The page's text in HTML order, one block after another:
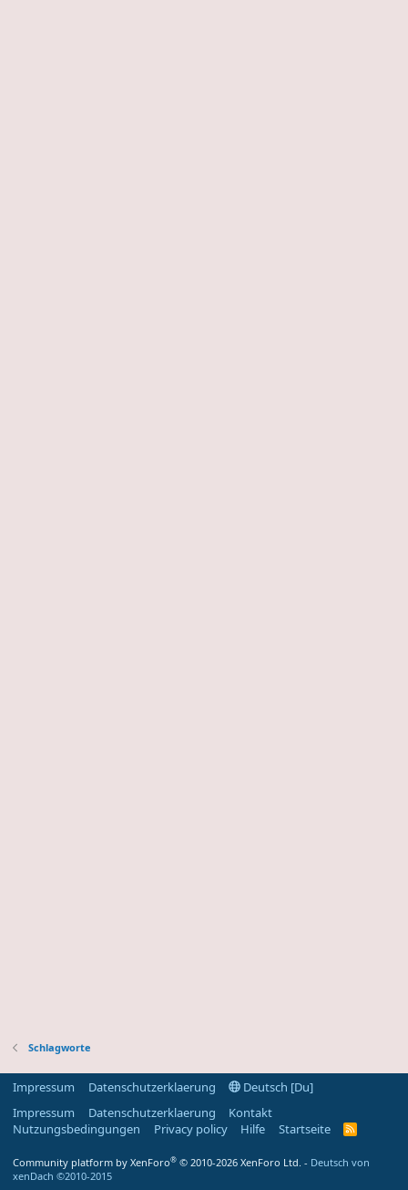
Schlagworte
Impressum Datenschutzerklaerung
Deutsch [Du]
Impressum
Datenschutzerklaerung
Kontakt
Nutzungsbedingungen
Privacy policy Hilfe Startseite
R
S
-
Community platform by XenForo® © 2010-2026 XenForo Ltd. - Deutsch von
xenDach ©2010-2015